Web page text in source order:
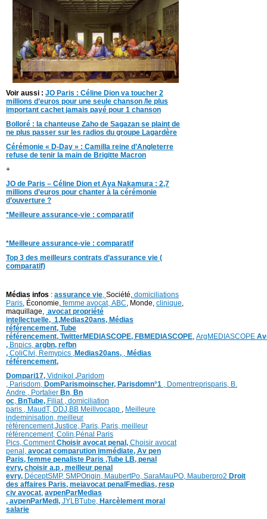
Voir aussi : JO Paris : Céline Dion va toucher 2
millions d’euros pour une seule chanson /le plus
important cachet jamais payé pour 1 chanson
Bolloré : la chanteuse Zaho de Sagazan se plaint de
ne plus passer sur les radios du groupe Lagardère
Cérémonie « D-Day » : Camilla reine d’Angleterre
refuse de tenir la main de Brigitte Macron
+
JO de Paris – Céline Dion et Aya Nakamura : 2,7
millions d’euros pour chanter à la cérémonie
d’ouverture ?
*Meilleure assurance-vie : comparatif
*Meilleure assurance-vie : comparatif
Top 3 des meilleurs contrats d’assurance vie (
comparatif)
Médias infos : assurance vie, Société, domiciliations
Paris, Économie, femme avocat, ABC, Monde, clinique,
maquillage, avocat propriété
intellectuelle, 1,Medias20ans, Médias
référencement, Tube
référencement, TwitterMEDIASCOPE, FBMEDIASCOPE, ArgMEDIASCOPE
, Bnpics, argbn, refbn
, ColiCIvi, Remypics ,Medias20ans, , Médias
référencement,
Dompari17, Vidnikol ,Paridom
, Parisdom, DomParismoinscher, Parisdomn°1 , Domentreprisparis, B.
Andre , Portalier Bn, Bn
oc, BnTube, Filiat, domiciliation
paris , MaudT, DDJ,BB Meillvocapp , Meilleure
indeminisation, meilleur
référencement,Justice, Paris, Paris, meilleur
référencement, Colin,Pénal Paris
Pics, CommentChoisir avocat penal, Choisir avocat
penal, avocat comparution immédiate, Av pen
Paris, femme penaliste Paris ,Tube LB, penal
evry, choisir a.p , meilleur penal
evry, DéceptSMP, SMPOrigin, MaubertPo, SaraMauPO, Mauberpro2 Droit
des affaires Paris, meiavocat penalFmedias, resp
civ avocat, avpenParMedias
, avpenParMedi, JYLBTube, Harcèlement moral
salarie